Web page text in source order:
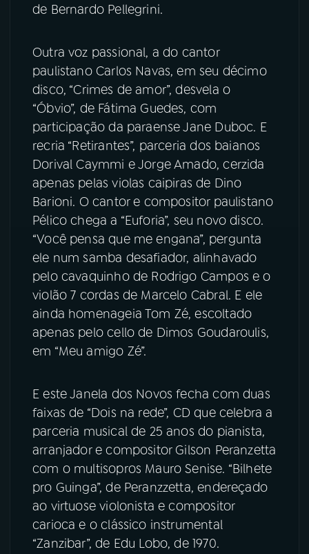
de Bernardo Pellegrini.
Outra voz passional, a do cantor
paulistano Carlos Navas, em seu décimo
disco, “Crimes de amor”, desvela o
“Óbvio”, de Fátima Guedes, com
participação da paraense Jane Duboc. E
recria “Retirantes”, parceria dos baianos
Dorival Caymmi e Jorge Amado, cerzida
apenas pelas violas caipiras de Dino
Barioni. O cantor e compositor paulistano
Pélico chega a “Euforia”, seu novo disco.
“Você pensa que me engana”, pergunta
ele num samba desafiador, alinhavado
pelo cavaquinho de Rodrigo Campos e o
violão 7 cordas de Marcelo Cabral. E ele
ainda homenageia Tom Zé, escoltado
apenas pelo cello de Dimos Goudaroulis,
em “Meu amigo Zé”.
E este Janela dos Novos fecha com duas
faixas de “Dois na rede”, CD que celebra a
parceria musical de 25 anos do pianista,
arranjador e compositor Gilson Peranzetta
com o multisopros Mauro Senise. “Bilhete
pro Guinga”, de Peranzzetta, endereçado
ao virtuose violonista e compositor
carioca e o clássico instrumental
“Zanzibar”, de Edu Lobo, de 1970.